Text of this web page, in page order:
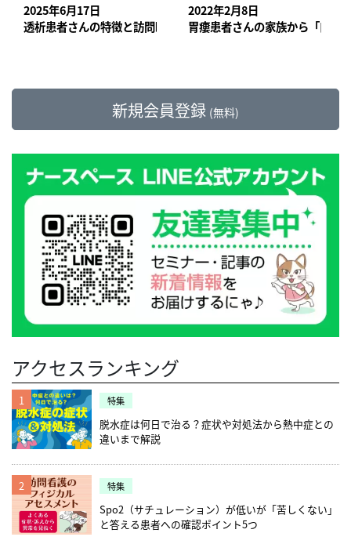
2025年6月17日
透析患者さんの特徴と訪問時に注意したい状況・症状、報告のタ
2022年2月8日
胃瘻患者さんの家族から「口か
新規会員登録 (無料)
アクセスランキング
1 特集
脱水症は何日で治る？症状や対処法から熱中症との
違いまで解説
2 特集
Spo2（サチュレーション）が低いが「苦しくない」
と答える患者への確認ポイント5つ